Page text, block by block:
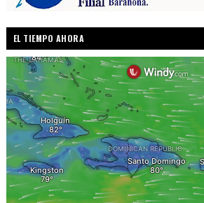
EL TIEMPO AHORA